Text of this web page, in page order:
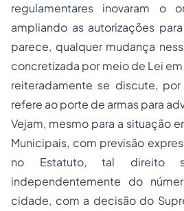
regulamentares inovaram o
ampliando as autorizações
parece, qualquer mudança
concretizada por meio de Lei
reiteradamente se discute,
refere ao porte de armas para
Vejam, mesmo para a situação
Municipais, com previsão
no Estatuto, tal direito
independentemente do
cidade, com a decisão do